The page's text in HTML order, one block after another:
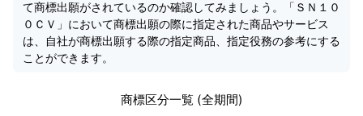
て商標出願がされているのか確認してみましょう。「ＳＮ１０
０ＣＶ」において商標出願の際に指定された商品やサービス
は、自社が商標出願する際の指定商品、指定役務の参考にする
ことができます。
商標区分一覧 (全期間)